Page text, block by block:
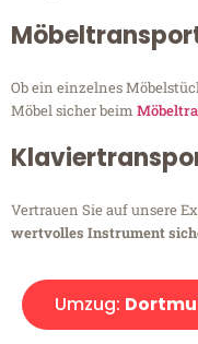
Ob ein einzelnes
Möbel sicher beim
Vertrauen Sie auf unsere
wertvolles Instrument
Umzug: